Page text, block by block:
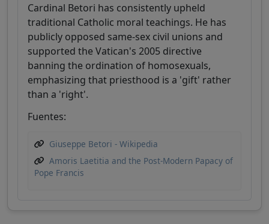
Cardinal Betori has consistently upheld
traditional Catholic moral teachings. He has
publicly opposed same-sex civil unions and
supported the Vatican's 2005 directive
banning the ordination of homosexuals,
emphasizing that priesthood is a 'gift' rather
than a 'right'.
Fuentes:
Giuseppe Betori - Wikipedia
Amoris Laetitia and the Post-Modern Papacy of
Pope Francis